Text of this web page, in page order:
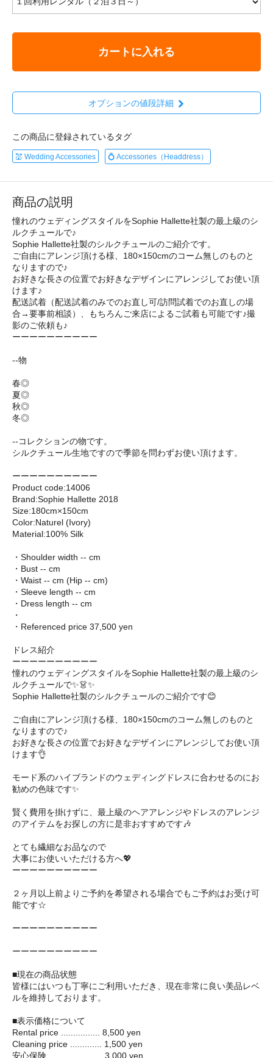
カートに入れる
オプションの値段詳細
この商品に登録されているタグ
💒 Wedding Accessories 💍 Accessories（Headdress）
商品の説明
憧れのウェディングスタイルをSophie Hallette社製の最上級のシ
ルクチュールで♪
Sophie Hallette社製のシルクチュールのご紹介です。
ご自由にアレンジ頂ける様、180×150cmのコーム無しのものと
なりますので♪
お好きな長さの位置でお好きなデザインにアレンジしてお使い頂
けます♪
配送試着（配送試着のみでのお直し可/訪問試着でのお直しの場
合→要事前相談）、もちろんご来店によるご試着も可能です♪撮
影のご依頼も♪
ーーーーーーーーーー
--物
春◎
夏◎
秋◎
冬◎
--コレクションの物です。
シルクチュール生地ですので季節を問わずお使い頂けます。
ーーーーーーーーーー
Product code:14006
Brand:Sophie Hallette 2018
Size:180cm×150cm
Color:Naturel (Ivory)
Material:100% Silk
・Shoulder width -- cm
・Bust -- cm
・Waist -- cm (Hip -- cm)
・Sleeve length -- cm
・Dress length -- cm
・
・Referenced price 37,500 yen
ドレス紹介
ーーーーーーーーーー
憧れのウェディングスタイルをSophie Hallette社製の最上級のシ
ルクチュールで✨👗✨
Sophie Hallette社製のシルクチュールのご紹介です😊
ご自由にアレンジ頂ける様、180×150cmのコーム無しのものと
なりますので♪
お好きな長さの位置でお好きなデザインにアレンジしてお使い頂
けます👌
モード系のハイブランドのウェディングドレスに合わせるのにお
勧めの色味です✨
賢く費用を掛けずに、最上級のヘアアレンジやドレスのアレンジ
のアイテムをお探しの方に是非おすすめです🎶
とても繊細なお品なので
大事にお使いいただける方へ💖
ーーーーーーーーーー
２ヶ月以上前よりご予約を希望される場合でもご予約はお受け可
能です☆
ーーーーーーーーーー
ーーーーーーーーーー
■現在の商品状態
皆様にはいつも丁寧にご利用いただき、現在非常に良い美品レベ
ルを維持しております。
■表示価格について
Rental price ................ 8,500 yen
Cleaning price ............. 1,500 yen
安心保険 ...................... 3,000 yen